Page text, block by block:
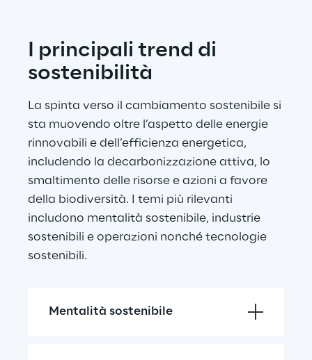
I principali trend di
sostenibilità
La spinta verso il cambiamento sostenibile si
sta muovendo oltre l’aspetto delle energie
rinnovabili e dell’efficienza energetica,
includendo la decarbonizzazione attiva, lo
smaltimento delle risorse e azioni a favore
della biodiversità. I temi più rilevanti
includono mentalità sostenibile, industrie
sostenibili e operazioni nonché tecnologie
sostenibili.
Mentalità sostenibile